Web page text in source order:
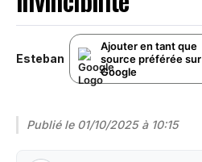
Esteban
Ajouter en tant que
source préférée sur
Google
Publié le 01/10/2025 à 10:15